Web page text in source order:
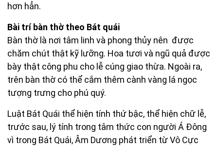
hơn hẳn.
Bài trí bàn thờ theo Bát quái
Bàn thờ là nơi tâm linh và phong thủy nên được
chăm chút thật kỹ lưỡng. Hoa tươi và ngũ quả được
bày thật công phu cho lễ cúng giao thừa. Ngoài ra,
trên bàn thờ có thể cắm thêm cành vàng lá ngọc
tượng trưng cho phú quý.
Luật Bát Quái thể hiện tính thứ bậc, thể hiện chữ lễ,
trước sau, lý tính trong tâm thức con người Á Đông
vì trong Bát Quái, Âm Dương phát triển từ Vô Cực